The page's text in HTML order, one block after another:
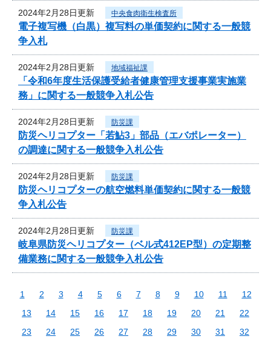
2024年2月28日更新 中央食肉衛生検査所
電子複写機（白黒）複写料の単価契約に関する一般競
争入札
2024年2月28日更新 地域福祉課
「令和6年度生活保護受給者健康管理支援事業実施業
務」に関する一般競争入札公告
2024年2月28日更新 防災課
防災ヘリコプター「若鮎3」部品（エバポレーター）
の調達に関する一般競争入札公告
2024年2月28日更新 防災課
防災ヘリコプターの航空燃料単価契約に関する一般競
争入札公告
2024年2月28日更新 防災課
岐阜県防災ヘリコプター（ベル式412EP型）の定期整
備業務に関する一般競争入札公告
1 2 3 4 5 6 7 8 9 10 11
12
13
14 15 16 17 18 19 20 21
22
23
24 25 26 27 28 29 30 31
32